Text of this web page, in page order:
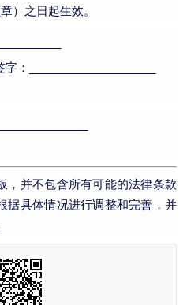
）之日起生效。
：____________________
，并不包含所有可能的法律条款
据具体情况进行调整和完善，并